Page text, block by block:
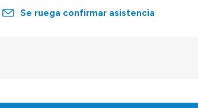
Se ruega confirmar asistencia